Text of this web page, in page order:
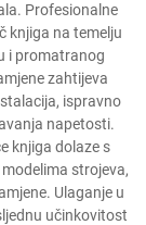
Profesionalne
knjiga na temelju
i promatranog
zahtijeva
ispravno
napetosti.
knjiga dolaze s
strojeva,
Ulaganje u
učinkovitost